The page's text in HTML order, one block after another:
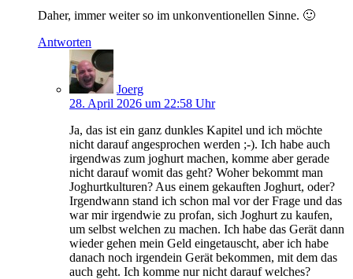
Daher, immer weiter so im unkonventionellen Sinne. 🙂
Antworten
Joerg
28. April 2026 um 22:58 Uhr
Ja, das ist ein ganz dunkles Kapitel und ich möchte
nicht darauf angesprochen werden ;-). Ich habe auch
irgendwas zum joghurt machen, komme aber gerade
nicht darauf womit das geht? Woher bekommt man
Joghurtkulturen? Aus einem gekauften Joghurt, oder?
Irgendwann stand ich schon mal vor der Frage und das
war mir irgendwie zu profan, sich Joghurt zu kaufen,
um selbst welchen zu machen. Ich habe das Gerät dann
wieder gehen mein Geld eingetauscht, aber ich habe
danach noch irgendein Gerät bekommen, mit dem das
auch geht. Ich komme nur nicht darauf welches?